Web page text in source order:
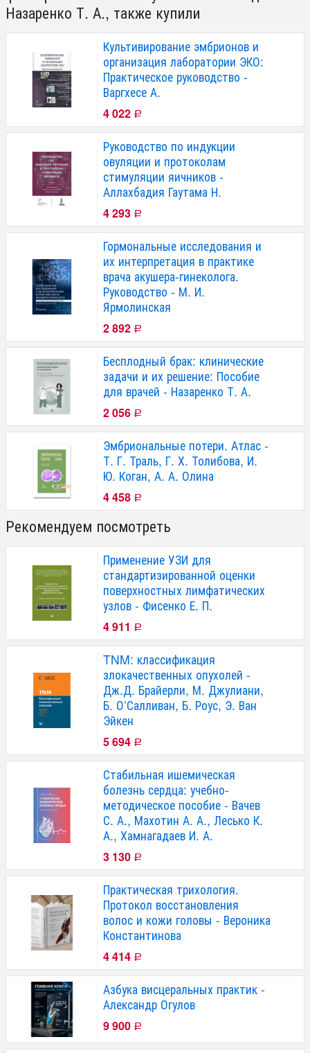
Назаренко Т. А., также купили
Культивирование эмбрионов и
организация лаборатории ЭКО:
Практическое руководство -
Варгхесе А.
4 022 Р
Руководство по индукции
овуляции и протоколам
стимуляции яичников -
Аллахбадия Гаутама Н.
4 293 Р
Гормональные исследования и
их интерпретация в практике
врача акушера-гинеколога.
Руководство - М. И.
Ярмолинская
2 892 Р
Бесплодный брак: клинические
задачи и их решение: Пособие
для врачей - Назаренко Т. А.
2 056 Р
Эмбриональные потери. Атлас -
Т. Г. Траль, Г. Х. Толибова, И.
Ю. Коган, А. А. Олина
4 458 Р
Рекомендуем посмотреть
Применение УЗИ для
стандартизированной оценки
поверхностных лимфатических
узлов - Фисенко Е. П.
4 911 Р
TNM: классификация
злокачественных опухолей -
Дж.Д. Брайерли, М. Джулиани,
Б. О’Салливан, Б. Роус, Э. Ван
Эйкен
5 694 Р
Стабильная ишемическая
болезнь сердца: учебно-
методическое пособие - Вачев
С. А., Махотин А. А., Лесько К.
А., Хамнагадаев И. А.
3 130 Р
Практическая трихология.
Протокол восстановления
волос и кожи головы - Вероника
Константинова
4 414 Р
Азбука висцеральных практик -
Александр Огулов
9 900 Р